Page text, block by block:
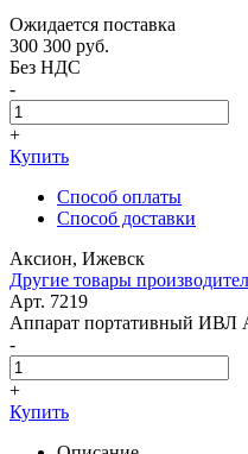
Ожидается поставка
300 300 руб.
Без НДС
-
+
Купить
Способ оплаты
Способ доставки
Аксион, Ижевск
Другие товары
Арт. 7219
Аппарат портативный
-
+
Купить